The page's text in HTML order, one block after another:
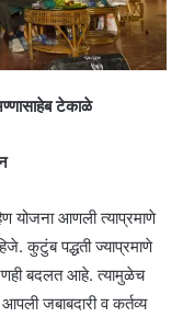
टेकाळे
योजना आणली त्याप्रमाणे
कुटुंब पद्धती ज्याप्रमाणे
बदलत आहे. त्यामुळेच
जबाबदारी व कर्तव्य